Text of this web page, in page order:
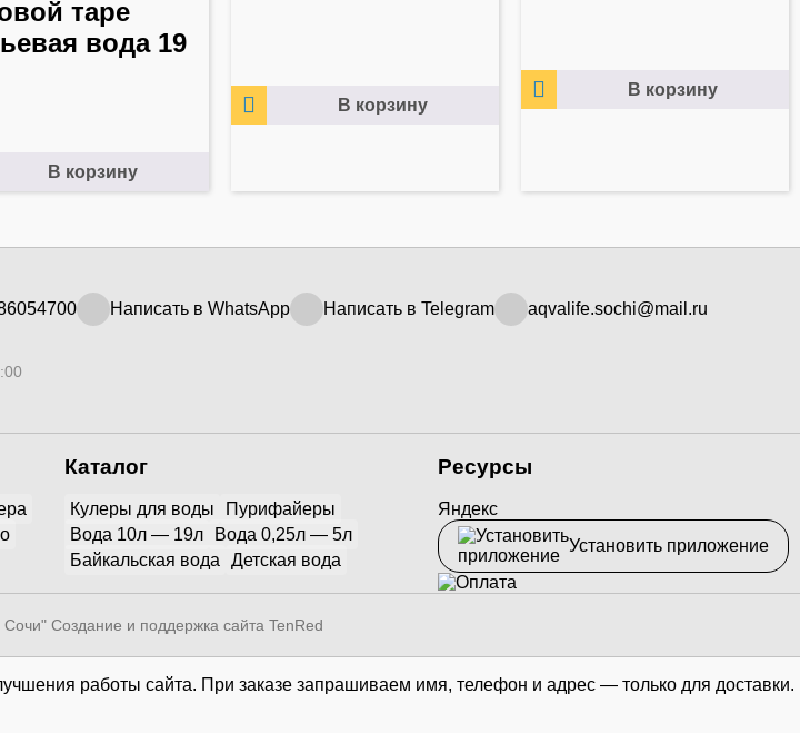
таре
вода 19
В корзину
В корзину
В корзину
Написать в WhatsApp Написать в Telegram aqvalife.sochi@mail.ru
Каталог
Кулеры для воды
Пурифайеры
Вода 10л — 19л
Вода 0,25л — 5л
Байкальская вода
Детская вода
Ресурсы
Яндекс
Установить приложение
Сочи" Создание и поддержка сайта TenRed
работы сайта. При заказе запрашиваем имя, телефон и адрес — только для доставки.